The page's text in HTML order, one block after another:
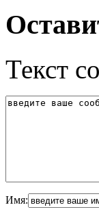
Текст
Имя: